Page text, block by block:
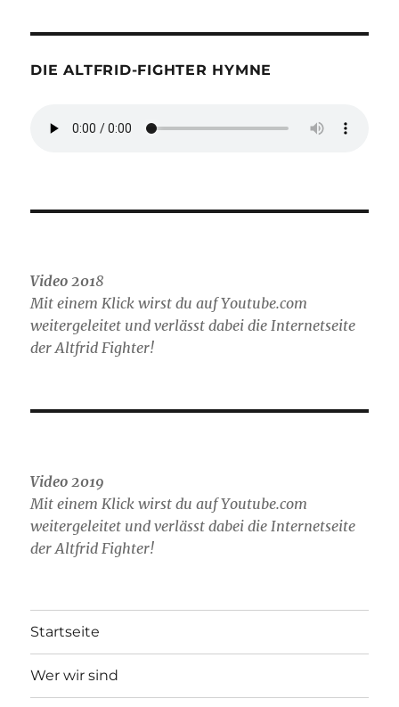
Beiträge
SEIT E
DIE ALTFRID-FIGHTER HYMNE
Video 2018
Mit einem Klick wirst du auf Youtube.com
weitergeleitet und verlässt dabei die Internetseite
der Altfrid Fighter!
Video 2019
Mit einem Klick wirst du auf Youtube.com
weitergeleitet und verlässt dabei die Internetseite
der Altfrid Fighter!
Startseite
Wer wir sind